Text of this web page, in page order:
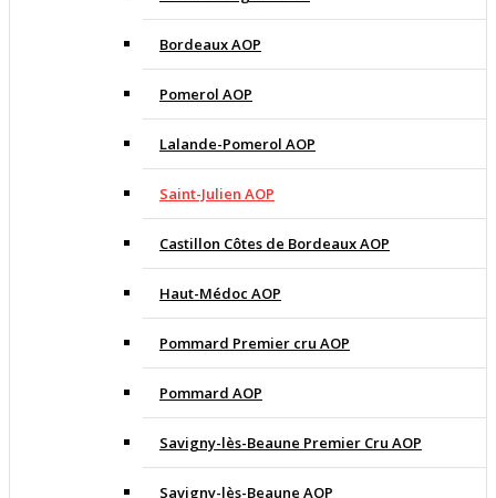
Bordeaux AOP
Pomerol AOP
Lalande-Pomerol AOP
Saint-Julien AOP
Castillon Côtes de Bordeaux AOP
Haut-Médoc AOP
Pommard Premier cru AOP
Pommard AOP
Savigny-lès-Beaune Premier Cru AOP
Savigny-lès-Beaune AOP